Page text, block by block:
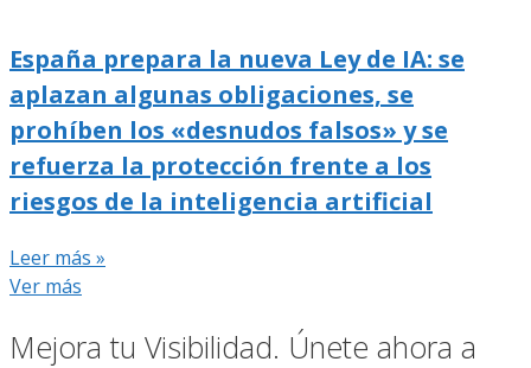
España prepara la nueva Ley de IA: se
aplazan algunas obligaciones, se
prohíben los «desnudos falsos» y se
refuerza la protección frente a los
riesgos de la inteligencia artificial
Leer más »
Ver más
Mejora tu Visibilidad. Únete ahora a